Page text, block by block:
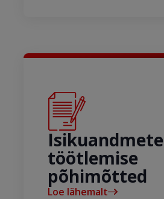
Isikuandmete
töötlemise
põhimõtted
Loe lähemalt